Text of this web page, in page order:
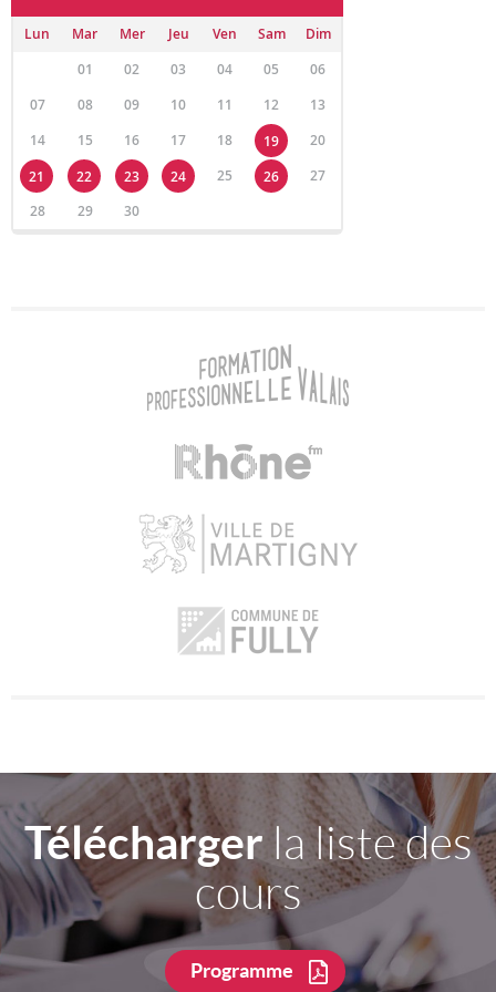
Lun Mar Mer Jeu Ven Sam
Dim
01
02 03 04 05
06
07
08 09 10 11 12
13
14
15 16 17 18 19
20
21
22 23 24 25 26
27
28
29 30
Téléchargerla liste des
cours
Programme